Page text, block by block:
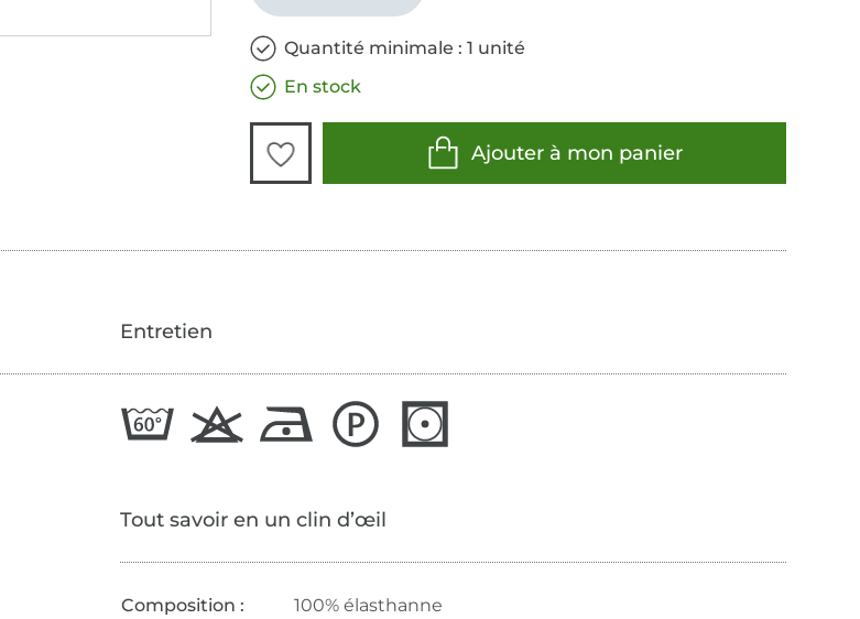
Quantité minimale : 1 unité
En stock
Ajouter à mon panier
Entretien
Tout savoir en un clin d’œil
Composition :
100% élasthanne